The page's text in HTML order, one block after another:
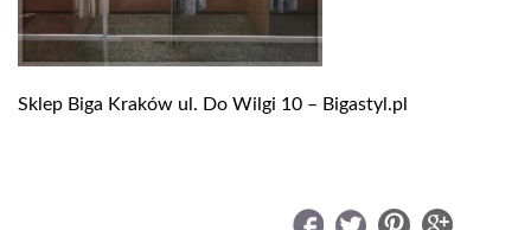
Sklep Biga Kraków ul. Do Wilgi 10 – Bigastyl.pl